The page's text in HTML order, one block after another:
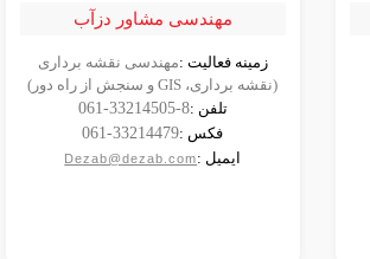
مهندسی مشاور دزآب
مشاهده
شرکت
زمینه فعالیت :مهندسی نقشه برداری
(نقشه برداری، GIS و سنجش از راه دور)
تلفن :061-33214505-8
فکس :061-33214479
ایمیل :Dezab@dezab.com